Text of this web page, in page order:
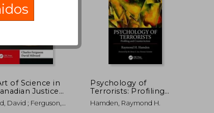
dcto.
45%
of Science in
Justice
A Reflection
Experiences as
David ; Ferguson,
Psychology of
Terrorists: Profiling
and Counteraction (en
Inglés)
Hamden, Raymond H.